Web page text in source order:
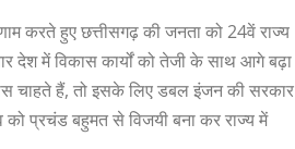
करते हुए छत्तीसगढ़ की जनता को 24वें राज्य
देश में विकास कार्यों को तेजी के साथ आगे बढ़ा
चाहते हैं, तो इसके लिए डबल इंजन की सरकार
प्रचंड बहुमत से विजयी बना कर राज्य में